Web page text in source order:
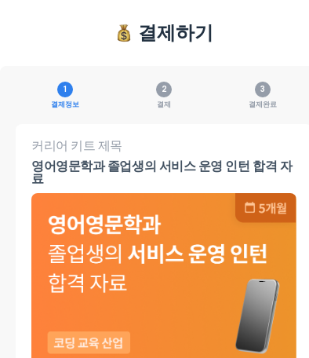
결제하기
결제정보 결제 결제완료
커리어 키트 제목
영어영문학과 졸업생의 서비스 운영 인턴 합격 자
료